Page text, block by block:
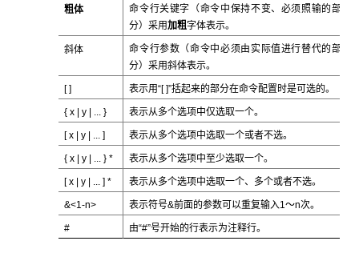
粗体
命令行关键字（命令中保持不变、必须照输的部
分）采用加粗字体表示。
斜体
命令行参数（命令中必须由实际值进行替代的部
分）采用斜体表示。
[ ] 表示用“[ ]”括起来的部分在命令配置时是可选的。
{ x | y | ... } 表示从多个选项中仅选取一个。
[ x | y | ... ] 表示从多个选项中选取一个或者不选。
{ x | y | ... } * 表示从多个选项中至少选取一个。
[ x | y | ... ] * 表示从多个选项中选取一个、多个或者不选。
&<1-n> 表示符号&前面的参数可以重复输入1～n次。
# 由“#”号开始的行表示为注释行。